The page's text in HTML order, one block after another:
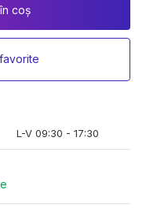
coș
L-V 09:30 - 17:30